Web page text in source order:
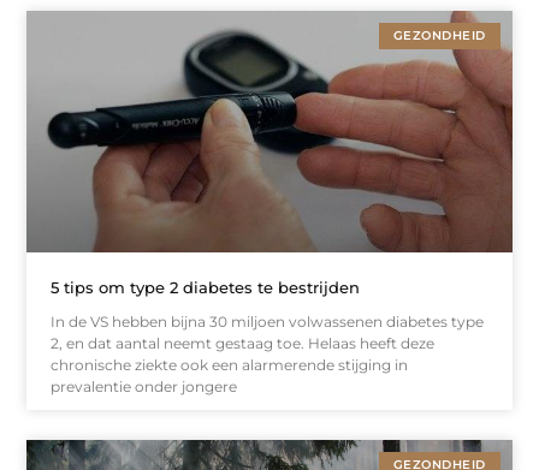
GEZONDHEID
5 tips om type 2 diabetes te bestrijden
In de VS hebben bijna 30 miljoen volwassenen diabetes type
2, en dat aantal neemt gestaag toe. Helaas heeft deze
chronische ziekte ook een alarmerende stijging in
prevalentie onder jongere
GEZONDHEID